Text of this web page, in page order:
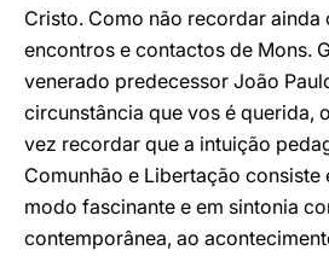
Cristo. Como não recordar ainda
encontros e contactos de Mons.
venerado predecessor João
circunstância que vos é querida,
vez recordar que a intuição
Comunhão e Libertação consiste
modo fascinante e em sintonia
contemporânea, ao